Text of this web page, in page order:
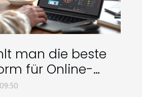
man die beste
für Online-
aus?